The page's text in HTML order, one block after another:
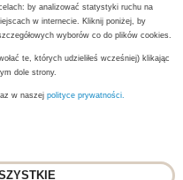
by analizować statystyki ruchu na
w internecie. Kliknij poniżej, by
wyborów co do plików cookies.
te, których udzieliłeś wcześniej) klikając
dole strony.
w naszej polityce prywatności.